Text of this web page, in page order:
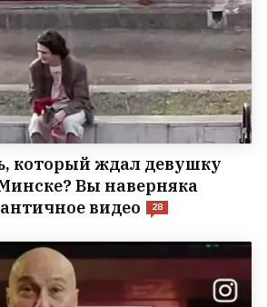
который ждал девушку
Вы наверняка
видео
28